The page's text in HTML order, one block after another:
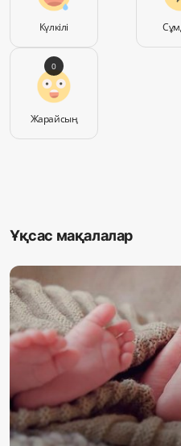
Күлкілі
Жарайсың
0
Ұқсас мақалалар